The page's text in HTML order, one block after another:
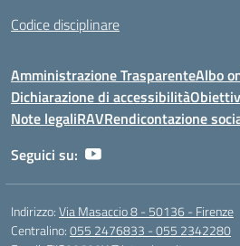
Codice disciplinare
Amministrazione TrasparenteAlbo
Dichiarazione di accessibilità
Note legaliRAVRendicontazione
Seguici su:
Indirizzo:Via Masaccio 8 - 50136 - Firenze
Centralino:055 2476833 - 055 2342280